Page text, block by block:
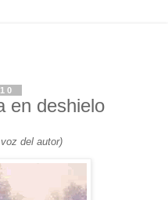
en deshielo
del autor)